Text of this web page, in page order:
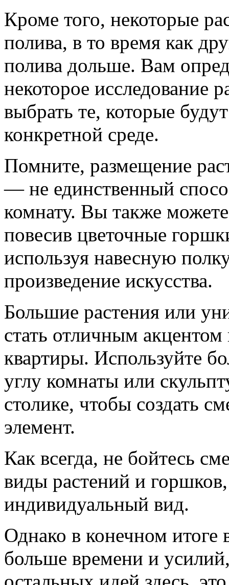
Кроме того, некоторые
полива, в то время как
полива дольше. Вам
некоторое исследование
выбрать те, которые
конкретной среде.
Помните, размещение
— не единственный
комнату. Вы также можете
повесив цветочные
используя навесную
произведение искусства.
Большие растения или
стать отличным
квартиры. Используйте
углу комнаты или
столике, чтобы создать
элемент.
Как всегда, не бойтесь
виды растений и
индивидуальный вид.
Однако в конечном итоге
больше времени и